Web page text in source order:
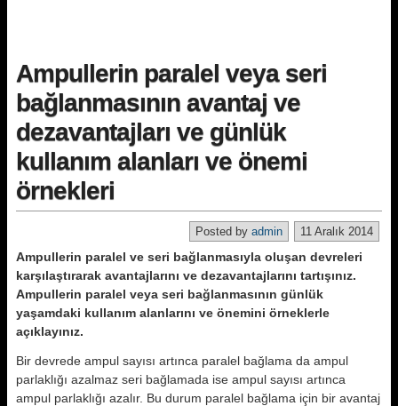
Ampullerin paralel veya seri
bağlanmasının avantaj ve
dezavantajları ve günlük
kullanım alanları ve önemi
örnekleri
11 Aralık 2014
Posted by admin
Ampullerin paralel ve seri bağlanmasıyla oluşan devreleri
karşılaştırarak avantajlarını ve dezavantajlarını tartışınız.
Ampullerin paralel veya seri bağlanmasının günlük
yaşamdaki kullanım alanlarını ve önemini örneklerle
açıklayınız.
Bir devrede ampul sayısı artınca paralel bağlama da ampul
parlaklığı azalmaz seri bağlamada ise ampul sayısı artınca
ampul parlaklığı azalır. Bu durum paralel bağlama için bir avantaj